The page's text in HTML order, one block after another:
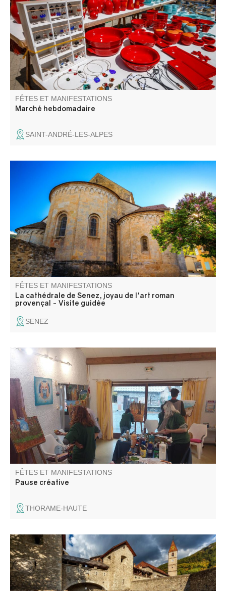
moment d'échange incontournable.
FÊTES ET MANIFESTATIONS
Marché hebdomadaire
SAINT-ANDRÉ-LES-ALPES
L'ancienne cathédrale de Senez vous ouvre ses portes
pour y admirer un mobilier religieux reconnu, dans un
monument typique du premier art roman provençal.
FÊTES ET MANIFESTATIONS
La cathédrale de Senez, joyau de l'art roman
provençal - Visite guidée
SENEZ
Atelier créatif pour adultes et enfants accompagnés.
Expérimenter sa créativité sous différentes formes, outils
et thèmes, chaque séance est une surprise !
FÊTES ET MANIFESTATIONS
Pause créative
THORAME-HAUTE
La tradition de la transhumance à pied, inscrite au
patrimoine culturel immatériel de l’UNESCO, perdure
depuis des siècles. L’événement « Revendran » célèbre
la descente de l'alpage dans une ambiance conviviale